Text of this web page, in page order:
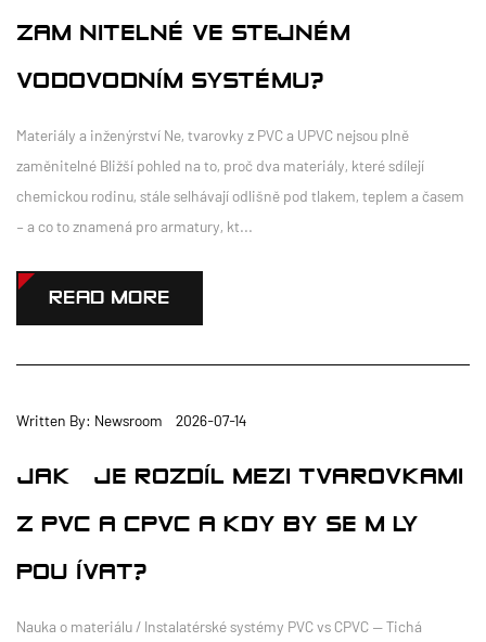
ZAMĚNITELNÉ VE STEJNÉM
VODOVODNÍM SYSTÉMU?
Materiály a inženýrství Ne, tvarovky z PVC a UPVC nejsou plně
zaměnitelné Bližší pohled na to, proč dva materiály, které sdílejí
chemickou rodinu, stále selhávají odlišně pod tlakem, teplem a časem
– a co to znamená pro armatury, kt...
READ MORE
Written By: Newsroom 2026-07-14
JAKÝ JE ROZDÍL MEZI TVAROVKAMI
Z PVC A CPVC A KDY BY SE MĚLY
POUŽÍVAT?
Nauka o materiálu / Instalatérské systémy PVC vs CPVC — Tichá